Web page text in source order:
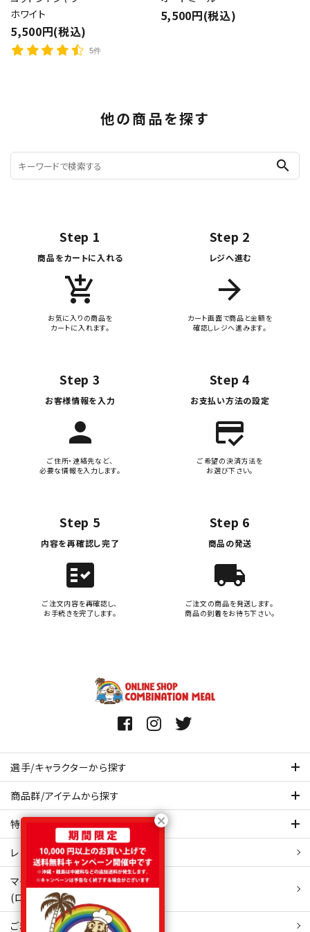
ホワイト
5,500円(税込)
5件
5,500円(税込)
他の商品を探す
search
Step 1
商品をカートに入れる
add_shopping_cart
お気に入りの商品を
カートに入れます。
Step 2
レジへ進む
arrow_forward
カート画面で商品と金額を
確認しレジへ進みます。
Step 3
お客様情報を入力
person
ご住所・連絡先など、
必要な情報を入力します。
Step 4
お支払い方法の設定
credit_score
ご希望の決済方法を
お選び下さい。
Step 5
内容を再確認し完了
fact_check
ご注文内容を再確認し、
お手続きを完了します。
Step 6
商品の発送
local_shipping
ご注文の商品を発送します。
商品の到着をお待ち下さい。
選手/キャラクターから探す
商品群/アイテムから探す
特集ページを見てみる
レビュー・口コミ 一覧ページ
マイアカウント
(ログイン/新規会員登録)
ご利用ガイド